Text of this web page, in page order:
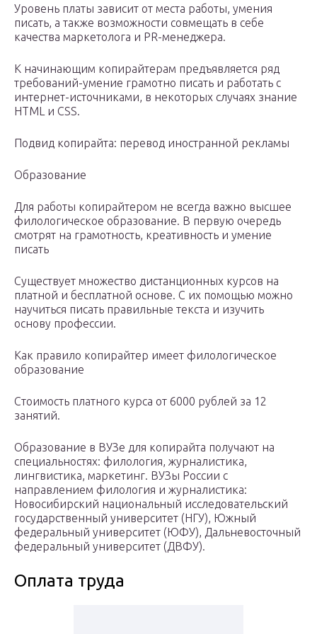
Уровень платы зависит от места работы, умения
писать, а также возможности совмещать в себе
качества маркетолога и PR-менеджера.
К начинающим копирайтерам предъявляется ряд
требований-умение грамотно писать и работать с
интернет-источниками, в некоторых случаях знание
HTML и CSS.
Подвид копирайта: перевод иностранной рекламы
Образование
Для работы копирайтером не всегда важно высшее
филологическое образование. В первую очередь
смотрят на грамотность, креативность и умение
писать
Существует множество дистанционных курсов на
платной и бесплатной основе. С их помощью можно
научиться писать правильные текста и изучить
основу профессии.
Как правило копирайтер имеет филологическое
образование
Стоимость платного курса от 6000 рублей за 12
занятий.
Образование в ВУЗе для копирайта получают на
специальностях: филология, журналистика,
лингвистика, маркетинг. ВУЗы России с
направлением филология и журналистика:
Новосибирский национальный исследовательский
государственный университет (НГУ), Южный
федеральный университет (ЮФУ), Дальневосточный
федеральный университет (ДВФУ).
Оплата труда